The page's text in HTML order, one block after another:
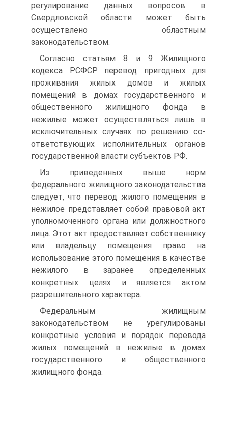
регулирование данных вопросов в
Свердловской области может быть
осуществлено областным
законодательством.
Согласно статьям 8 и 9 Жилищного
кодекса РСФСР перевод пригодных для
проживания жилых домов и жилых
помещений в домах государственного и
общественного жилищного фонда в
нежилые может осуществляться лишь в
исключительных случаях по решению со-
ответствующих исполнительных органов
государственной власти субъектов РФ.
Из приведенных выше норм
федерального жилищного законодательства
следует, что перевод жилого помещения в
нежилое представляет собой правовой акт
уполномоченного органа или должностного
лица. Этот акт предоставляет собственнику
или владельцу помещения право на
использование этого помещения в качестве
нежилого в заранее определенных
конкретных целях и является актом
разрешительного характера.
Федеральным жилищным
законодательством не урегулированы
конкретные условия и порядок перевода
жилых помещений в нежилые в домах
государственного и общественного
жилищного фонда.